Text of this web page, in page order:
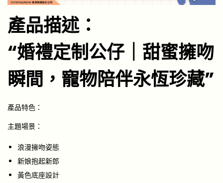
產品描述：
“婚禮定制公仔｜甜蜜擁吻
瞬間，寵物陪伴永恆珍藏”
產品特色：
主題場景：
浪漫擁吻姿態
新娘抱起新郎
黃色底座設計